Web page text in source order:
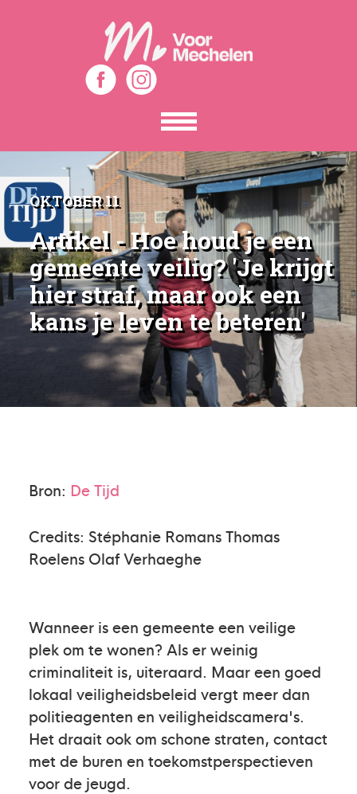
Toon
het
menu
OKTOBER 11
Artikel - Hoe houd je een
gemeente veilig? 'Je krijgt
hier straf, maar ook een
kans je leven te beteren'
Bron: De Tijd
Credits: Stéphanie RomansThomas
Roelens Olaf Verhaeghe
Wanneer is een gemeente een veilige
plek om te wonen? Als er weinig
criminaliteit is, uiteraard. Maar een goed
lokaal veiligheidsbeleid vergt meer dan
politieagenten en veiligheidscamera's.
Het draait ook om schone straten, contact
met de buren en toekomstperspectieven
voor de jeugd.